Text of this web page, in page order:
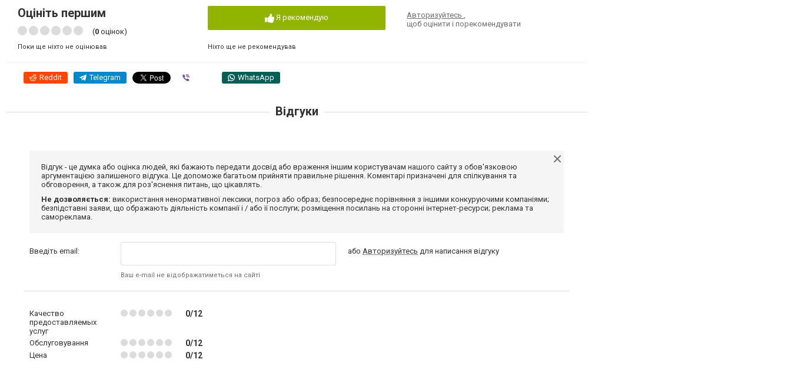
Оцініть першим
(0 оцінок)
Поки ще ніхто не оцінював
Я рекомендую
Ніхто ще не рекомендував
Авторизуйтесь,
щоб оцінити і порекомендувати
Reddit Telegram WhatsApp
Відгуки
Відгук - це думка або оцінка людей, які бажають передати досвід або враження іншим користувачам нашого сайту з обов'язковою
аргументацією залишеного відгука. Це допоможе багатьом прийняти правильне рішення. Коментарі призначені для спілкування та
обговорення, а також для роз'яснення питань, що цікавлять.
Не дозволяється: використання ненормативної лексики, погроз або образ; безпосереднє порівняння з іншими конкуруючими компаніями;
безпідставні заяви, що ображають діяльність компанії і / або її послуги; розміщення посилань на сторонні інтернет-ресурси; реклама та
самореклама.
Введіть email:
Ваш e-mail не відображатиметься на сайті
абоАвторизуйтесь для написання відгуку
Качество
предоставляемых
услуг
0/12
Обслуговування 0/12
Цена 0/12